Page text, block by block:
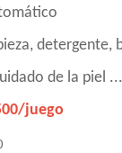
detergente,
de la piel ...
juego